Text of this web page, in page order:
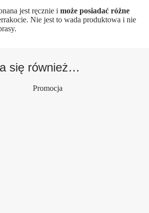
jest ręcznie i może posiadać różne
Nie jest to wada produktowa i nie
się również…
Promocja